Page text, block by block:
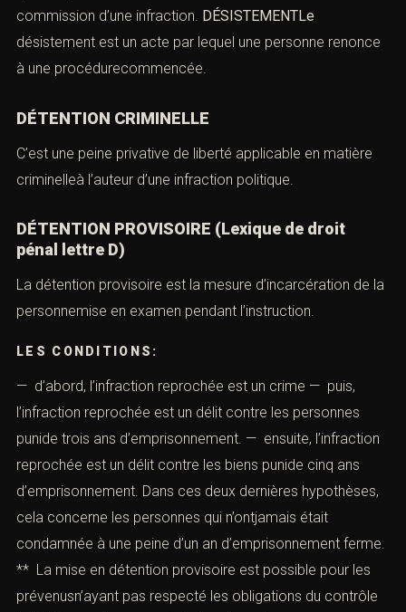
commission d’une infraction. DÉSISTEMENTLe
désistement est un acte par lequel une personne renonce
à une procédurecommencée.
DÉTENTION CRIMINELLE
C’est une peine privative de liberté applicable en matière
criminelleà l’auteur d’une infraction politique.
DÉTENTION PROVISOIRE (Lexique de droit
pénal lettre D)
La détention provisoire est la mesure d’incarcération de la
personnemise en examen pendant l’instruction.
LES CONDITIONS:
— d’abord, l’infraction reprochée est un crime — puis,
l’infraction reprochée est un délit contre les personnes
punide trois ans d’emprisonnement. — ensuite, l’infraction
reprochée est un délit contre les biens punide cinq ans
d’emprisonnement. Dans ces deux dernières hypothèses,
cela concerne les personnes qui n’ontjamais était
condamnée à une peine d’un an d’emprisonnement ferme.
** La mise en détention provisoire est possible pour les
prévenusn’ayant pas respecté les obligations du contrôle